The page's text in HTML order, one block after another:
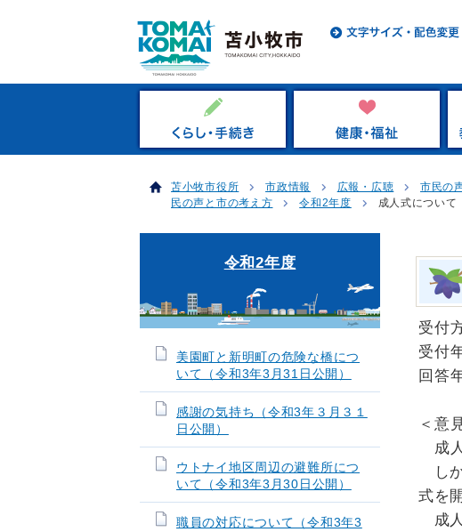
苫小牧市役所 市政情報 広報・広聴 市民の
民の声と市の考え方
令和2年度 成人式について
受付
受付
回答
＜意
成
し
式を
成
令和2年度
美園町と新明町の危険な橋につ
いて（令和3年3月31日公開）
感謝の気持ち（令和3年３月３１
日公開）
ウトナイ地区周辺の避難所につ
いて（令和3年3月30日公開）
職員の対応について（令和3年3